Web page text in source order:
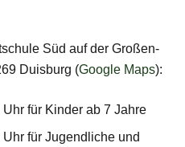
Süd auf der Gro­ßen­
Duis­burg (Google Maps):
für Kin­der ab 7 Jahre
für Jugend­li­che und